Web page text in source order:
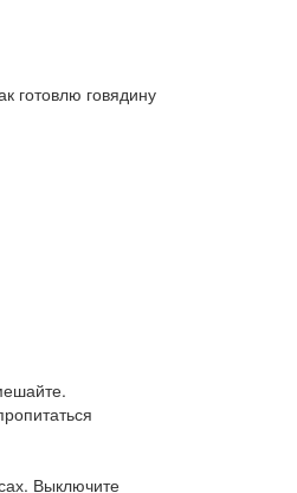
готовлю говядину
Выключите